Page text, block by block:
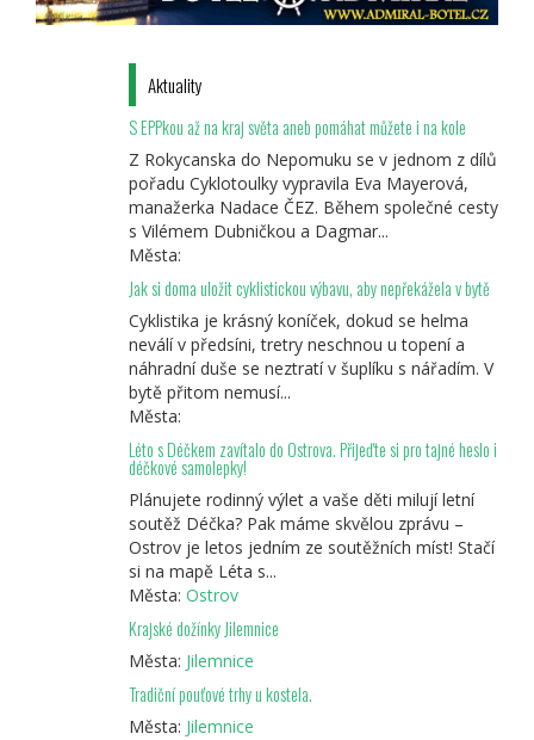
Aktuality
S EPPkou až na kraj světa aneb pomáhat můžete i na kole
Z Rokycanska do Nepomuku se v jednom z dílů
pořadu Cyklotoulky vypravila Eva Mayerová,
manažerka Nadace ČEZ. Během společné cesty
s Vilémem Dubničkou a Dagmar...
Města:
Jak si doma uložit cyklistickou výbavu, aby nepřekážela v bytě
Cyklistika je krásný koníček, dokud se helma
neválí v předsíni, tretry neschnou u topení a
náhradní duše se neztratí v šuplíku s nářadím. V
bytě přitom nemusí...
Města:
Léto s Déčkem zavítalo do Ostrova. Přijeďte si pro tajné heslo i
déčkové samolepky!
Plánujete rodinný výlet a vaše děti milují letní
soutěž Déčka? Pak máme skvělou zprávu –
Ostrov je letos jedním ze soutěžních míst! Stačí
si na mapě Léta s...
Města: Ostrov
Krajské dožínky Jilemnice
Města: Jilemnice
Tradiční pouťové trhy u kostela.
Města: Jilemnice